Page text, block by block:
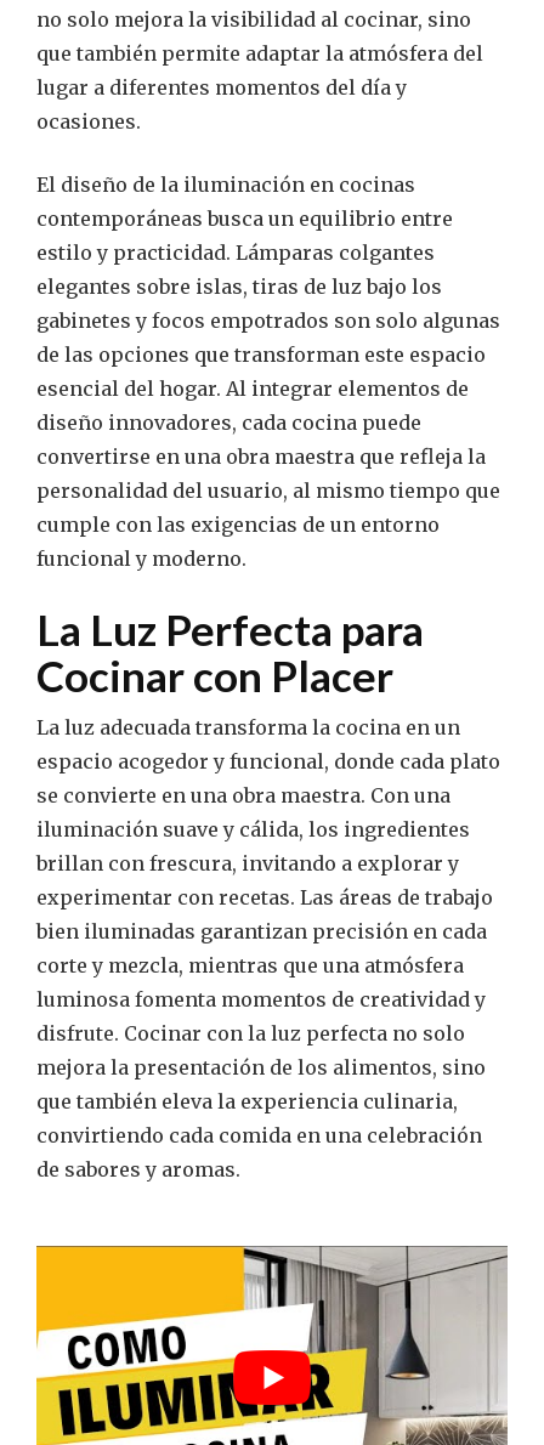
no solo mejora la visibilidad al cocinar, sino
que también permite adaptar la atmósfera del
lugar a diferentes momentos del día y
ocasiones.
El diseño de la iluminación en cocinas
contemporáneas busca un equilibrio entre
estilo y practicidad. Lámparas colgantes
elegantes sobre islas, tiras de luz bajo los
gabinetes y focos empotrados son solo algunas
de las opciones que transforman este espacio
esencial del hogar. Al integrar elementos de
diseño innovadores, cada cocina puede
convertirse en una obra maestra que refleja la
personalidad del usuario, al mismo tiempo que
cumple con las exigencias de un entorno
funcional y moderno.
La Luz Perfecta para
Cocinar con Placer
La luz adecuada transforma la cocina en un
espacio acogedor y funcional, donde cada plato
se convierte en una obra maestra. Con una
iluminación suave y cálida, los ingredientes
brillan con frescura, invitando a explorar y
experimentar con recetas. Las áreas de trabajo
bien iluminadas garantizan precisión en cada
corte y mezcla, mientras que una atmósfera
luminosa fomenta momentos de creatividad y
disfrute. Cocinar con la luz perfecta no solo
mejora la presentación de los alimentos, sino
que también eleva la experiencia culinaria,
convirtiendo cada comida en una celebración
de sabores y aromas.